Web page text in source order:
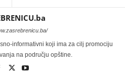
informativni koji ima za cilj promociju
na području opštine.